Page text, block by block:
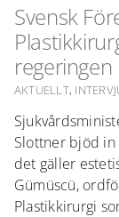
Svensk
regeringen
AKTUELLT,
Slottner bjöd
det gäller
Gümüscü,
Plastikkirurgi